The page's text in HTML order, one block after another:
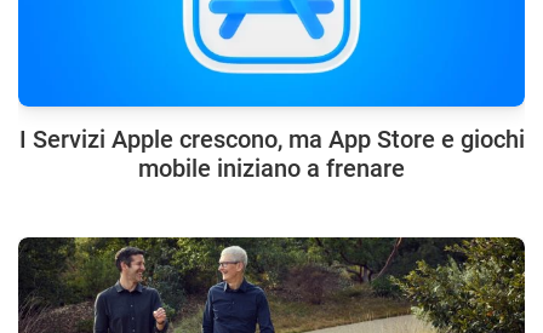
I Servizi Apple crescono, ma App Store e giochi
mobile iniziano a frenare